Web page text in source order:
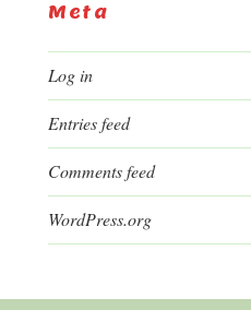
Meta
Log in
Entries feed
Comments feed
WordPress.org